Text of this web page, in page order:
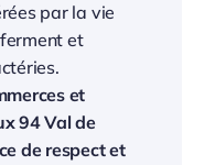
par la vie
et
et
94 Val de
de respect et